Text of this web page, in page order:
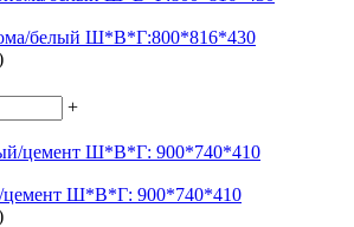
белый Ш*В*Г:800*816*430
+
цемент Ш*В*Г: 900*740*410